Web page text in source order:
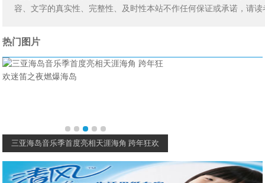
容、文字的真实性、完整性、及时性本站不作任何保证或承诺，请
热门图片
荣耀亲选恒温电热水壶开箱：爱上喝热水的感